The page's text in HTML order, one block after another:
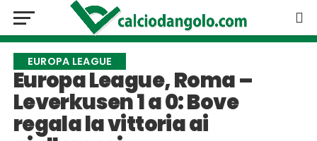
EUROPA LEAGUE
Europa League, Roma –
Leverkusen 1 a 0: Bove
regala la vittoria ai